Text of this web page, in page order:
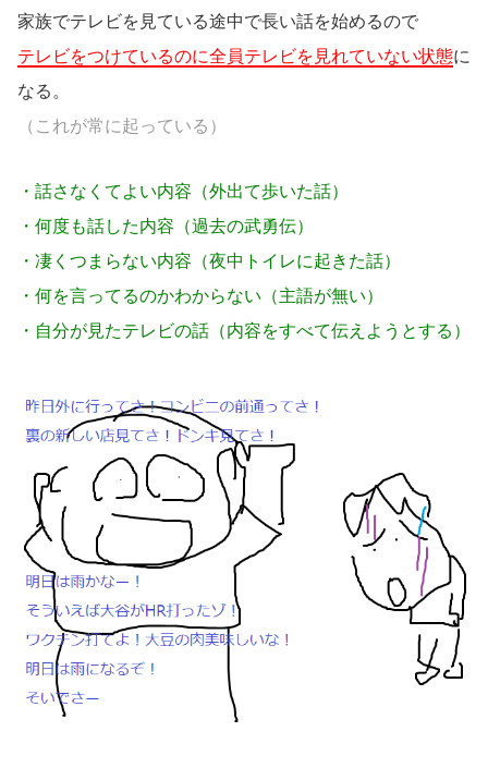
家族でテレビを見ている途中で長い話を始めるので
テレビをつけているのに全員テレビを見れていない状態に
なる。
（これが常に起っている）
・話さなくてよい内容（外出て歩いた話）
・何度も話した内容（過去の武勇伝）
・凄くつまらない内容（夜中トイレに起きた話）
・何を言ってるのかわからない（主語が無い）
・自分が見たテレビの話（内容をすべて伝えようとする）